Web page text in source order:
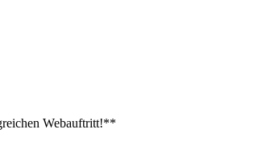
Webauftritt!**